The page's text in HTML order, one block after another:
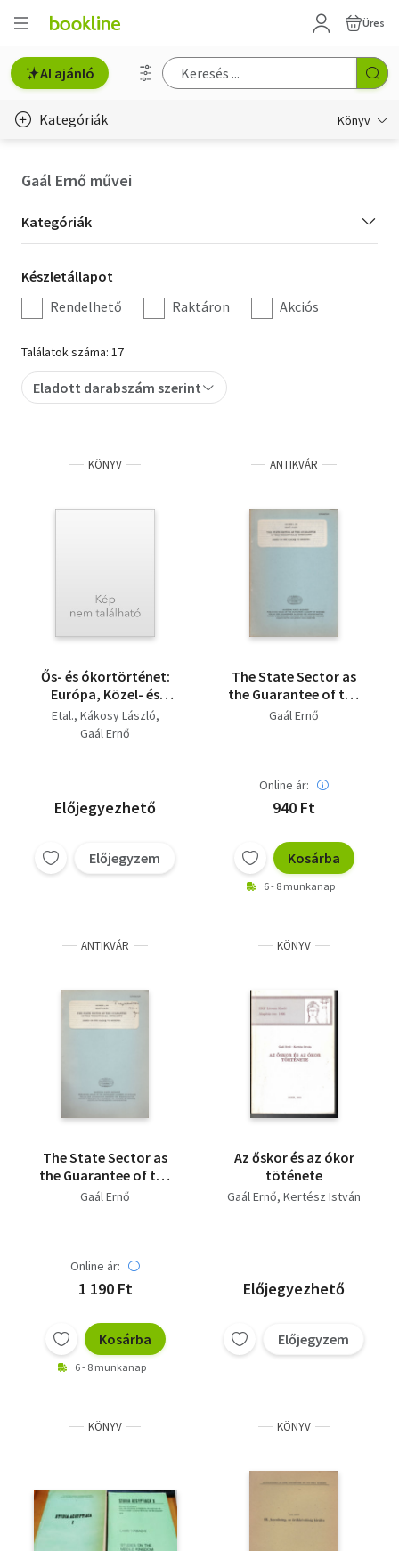
Üres
AI ajánló
Kategóriák Könyv
Hobbi, szabadidő
Irodalom
Művészet
Szakkönyv
Tankönyv, segédkönyv
Társadalomtudomány
Gaál Ernő művei
Kategória
szűrés
Kategóriák
Készletállapot
szűrés
Készletállapot
Rendelhető
Raktáron Akciós
Találatok száma: 17
Eladott darabszám szerint
KÖNYV
Ős- és ókortörténet:
Európa, Közel- és
Közép-Kelet 9-12 o.
Etal. Kákosy László
Gaál Ernő
Előjegyezhető
Előjegyzem
ANTIKVÁR
The State Sector as
the Guarantee of the
Territorial Integrity
Gaál Ernő
Online ár:
940 Ft
Kosárba
6 - 8 munkanap
ANTIKVÁR
The State Sector as
the Guarantee of the
Territorial Integrity
Gaál Ernő
Online ár:
1 190 Ft
Kosárba
6 - 8 munkanap
KÖNYV
Az őskor és az ókor
töténete
Gaál Ernő Kertész István
Előjegyezhető
Előjegyzem
KÖNYV KÖNYV